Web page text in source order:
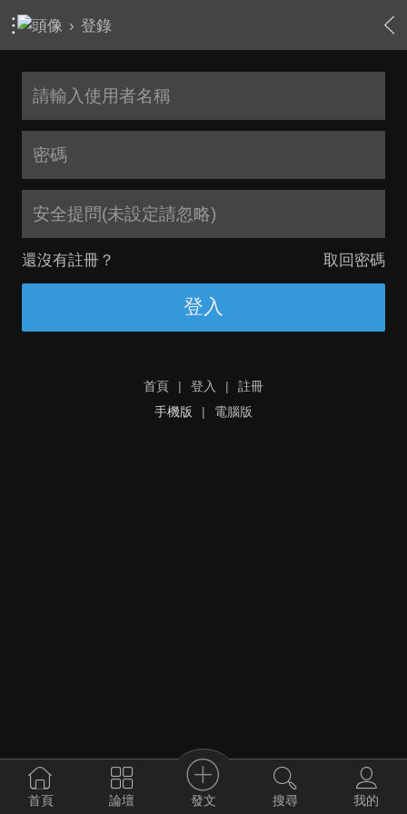
› 登錄
安全提問(未設定請忽略)
還沒有註冊？ 取回密碼
登入
首頁 | 登入 |
註冊
手機版
| 電腦版
首頁 論壇 發文 搜尋 我的